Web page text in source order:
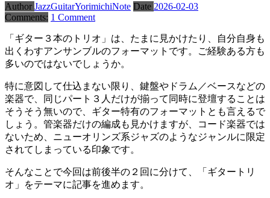
Author JazzGuitarYorimichiNote Date 2026-02-03
Comments: 1 Comment
「ギター３本のトリオ」は、たまに見かけたり、自分自身も
出くわすアンサンブルのフォーマットです。ご経験ある方も
多いのではないでしょうか。
特に意図して仕込まない限り、鍵盤やドラム／ベースなどの
楽器で、同じパート３人だけが揃って同時に登壇することは
そうそう無いので、ギター特有のフォーマットとも言えるで
しょう。管楽器だけの編成も見かけますが、コード楽器では
ないため、ニューオリンズ系ジャズのようなジャンルに限定
されてしまっている印象です。
そんなことで今回は前後半の２回に分けて、「ギタートリ
オ」をテーマに記事を進めます。